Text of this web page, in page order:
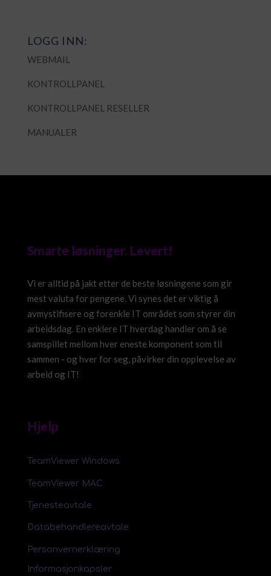
LOGG INN:
WEBMAIL
KONTROLLPANEL
KONTROLLPANEL RESELLER
MANUALER
Smarte løsninger. Levert!
Vi er alltid på jakt etter de beste løsningene som gir
mest valuta for pengene. Vi synes det er viktig å
avmystifisere og forenkle IT området som styrer din
arbeidsdag. En enklere IT hverdag handler om å se
samspillet mellom hver eneste komponent som til
sammen - og hver for seg, påvirker din opplevelse av
arbeid og IT!
Hjelp
TeamViewer Windows
TeamViewer MAC
Tjenesteavtale
Databehandlereavtale
Personvernerklæring
Informasjonkapsler